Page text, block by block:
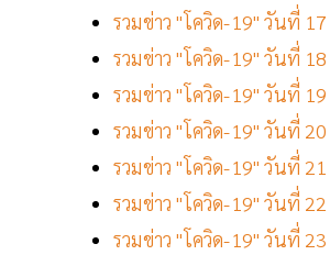
รวมข่าว "โควิด-19" วันที่
รวมข่าว "โควิด-19" วันที่
รวมข่าว "โควิด-19" วันที่
รวมข่าว "โควิด-19" วันที่
รวมข่าว "โควิด-19" วันที่
รวมข่าว "โควิด-19" วันที่
รวมข่าว "โควิด-19" วันที่